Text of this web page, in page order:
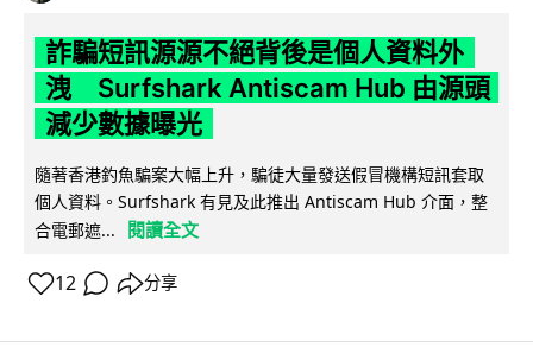
詐騙短訊源源不絕背後是個人資料外
洩 Surfshark Antiscam Hub 由源頭
減少數據曝光
隨著香港釣魚騙案大幅上升，騙徒大量發送假冒機構短訊套取
個人資料。Surfshark 有見及此推出 Antiscam Hub 介面，整
合電郵遮...
閱讀全文
12 分享